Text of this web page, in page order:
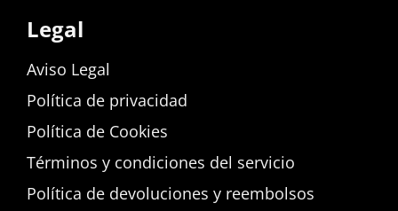
Legal
Aviso Legal
Política de privacidad
Política de Cookies
Términos y condiciones del servicio
Política de devoluciones y reembolsos